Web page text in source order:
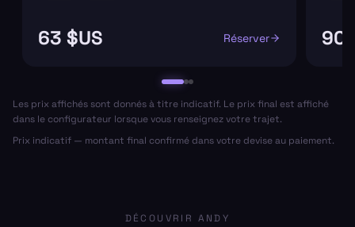
63 $US Réserver 90
Les prix affichés sont donnés à titre indicatif. Le prix final est affiché
dans le configurateur lorsque vous renseignez votre trajet.
Prix indicatif — montant final confirmé dans votre devise au paiement.
DÉCOUVRIR ANDY